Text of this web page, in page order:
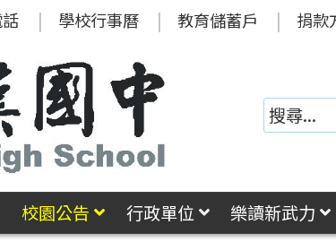
學校行事曆 教育儲蓄戶 捐款
校園公告 行政單位 樂讀新武力